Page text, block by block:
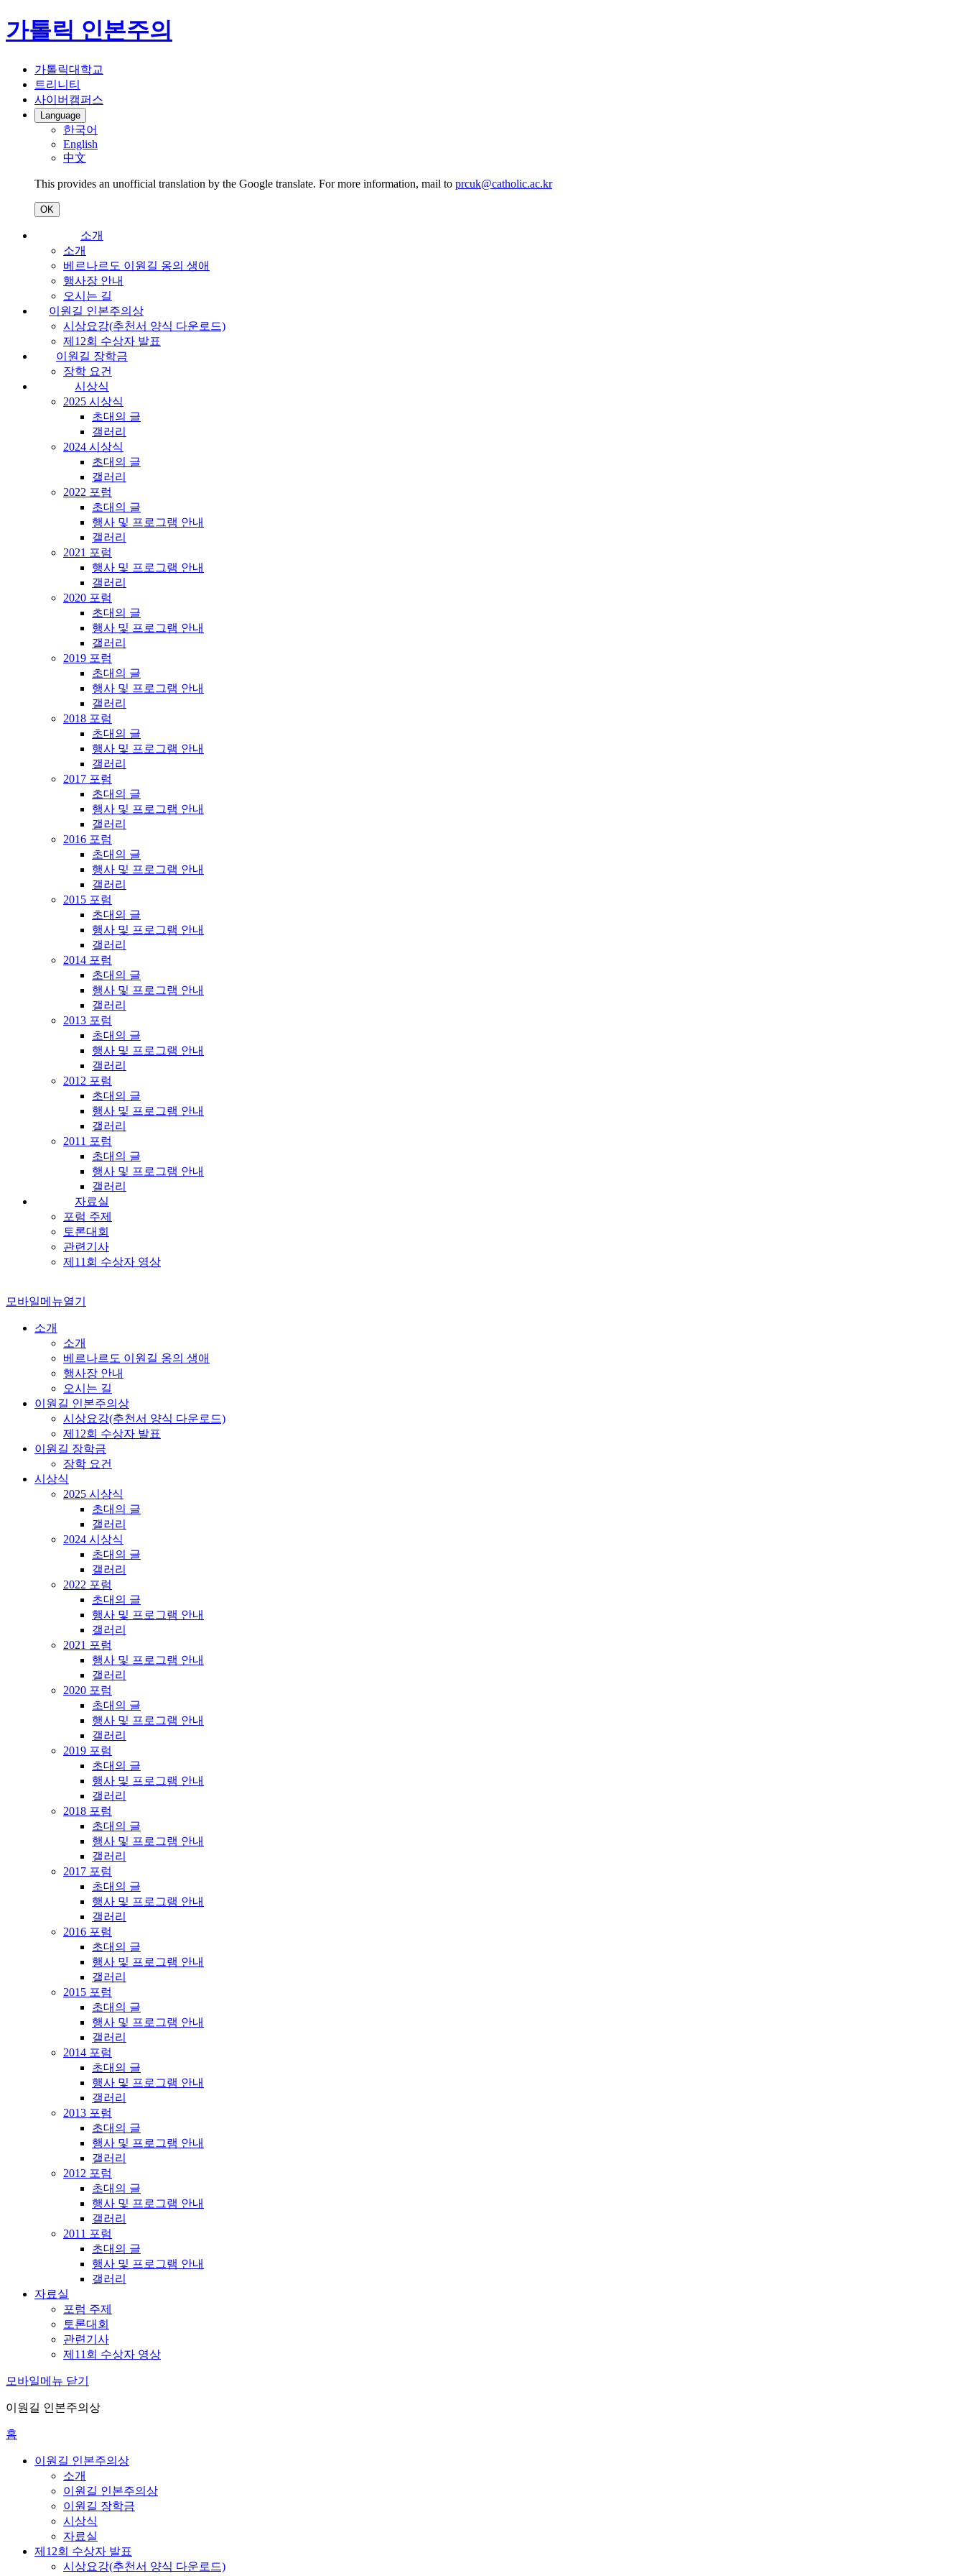
가톨릭 인본주의
가톨릭대학교
트리니티
사이버캠퍼스
Language
한국어
English
中文
This provides an unofficial translation by the Google translate. For more information, mail to prcuk@catholic.ac.kr
OK
소개
소개
베르나르도 이원길 옹의 생애
행사장 안내
오시는 길
이원길 인본주의상
시상요강(추천서 양식 다운로드)
제12회 수상자 발표
이원길 장학금
장학 요건
시상식
2025 시상식
초대의 글
갤러리
2024 시상식
초대의 글
갤러리
2022 포럼
초대의 글
행사 및 프로그램 안내
갤러리
2021 포럼
행사 및 프로그램 안내
갤러리
2020 포럼
초대의 글
행사 및 프로그램 안내
갤러리
2019 포럼
초대의 글
행사 및 프로그램 안내
갤러리
2018 포럼
초대의 글
행사 및 프로그램 안내
갤러리
2017 포럼
초대의 글
행사 및 프로그램 안내
갤러리
2016 포럼
초대의 글
행사 및 프로그램 안내
갤러리
2015 포럼
초대의 글
행사 및 프로그램 안내
갤러리
2014 포럼
초대의 글
행사 및 프로그램 안내
갤러리
2013 포럼
초대의 글
행사 및 프로그램 안내
갤러리
2012 포럼
초대의 글
행사 및 프로그램 안내
갤러리
2011 포럼
초대의 글
행사 및 프로그램 안내
갤러리
자료실
포럼 주제
토론대회
관련기사
제11회 수상자 영상
모바일메뉴열기
소개
소개
베르나르도 이원길 옹의 생애
행사장 안내
오시는 길
이원길 인본주의상
시상요강(추천서 양식 다운로드)
제12회 수상자 발표
이원길 장학금
장학 요건
시상식
2025 시상식
초대의 글
갤러리
2024 시상식
초대의 글
갤러리
2022 포럼
초대의 글
행사 및 프로그램 안내
갤러리
2021 포럼
행사 및 프로그램 안내
갤러리
2020 포럼
초대의 글
행사 및 프로그램 안내
갤러리
2019 포럼
초대의 글
행사 및 프로그램 안내
갤러리
2018 포럼
초대의 글
행사 및 프로그램 안내
갤러리
2017 포럼
초대의 글
행사 및 프로그램 안내
갤러리
2016 포럼
초대의 글
행사 및 프로그램 안내
갤러리
2015 포럼
초대의 글
행사 및 프로그램 안내
갤러리
2014 포럼
초대의 글
행사 및 프로그램 안내
갤러리
2013 포럼
초대의 글
행사 및 프로그램 안내
갤러리
2012 포럼
초대의 글
행사 및 프로그램 안내
갤러리
2011 포럼
초대의 글
행사 및 프로그램 안내
갤러리
자료실
포럼 주제
토론대회
관련기사
제11회 수상자 영상
모바일메뉴 닫기
이원길 인본주의상
홈
이원길 인본주의상
소개
이원길 인본주의상
이원길 장학금
시상식
자료실
제12회 수상자 발표
시상요강(추천서 양식 다운로드)